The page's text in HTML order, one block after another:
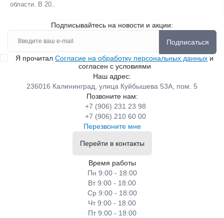
области. В 20..
Подписывайтесь на новости и акции:
Подписаться
Я прочитал Согласие на обработку персональных данных и
согласен с условиями
Наш адрес:
236016 Калининград, улица Куйбышева 53А, пом. 5
Позвоните нам:
+7 (906) 231 23 98
+7 (906) 210 60 00
Перезвоните мне
Перейти в контакты
Время работы
Пн 9:00 - 18:00
Вт 9:00 - 18:00
Ср 9:00 - 18:00
Чт 9:00 - 18:00
Пт 9:00 - 18:00